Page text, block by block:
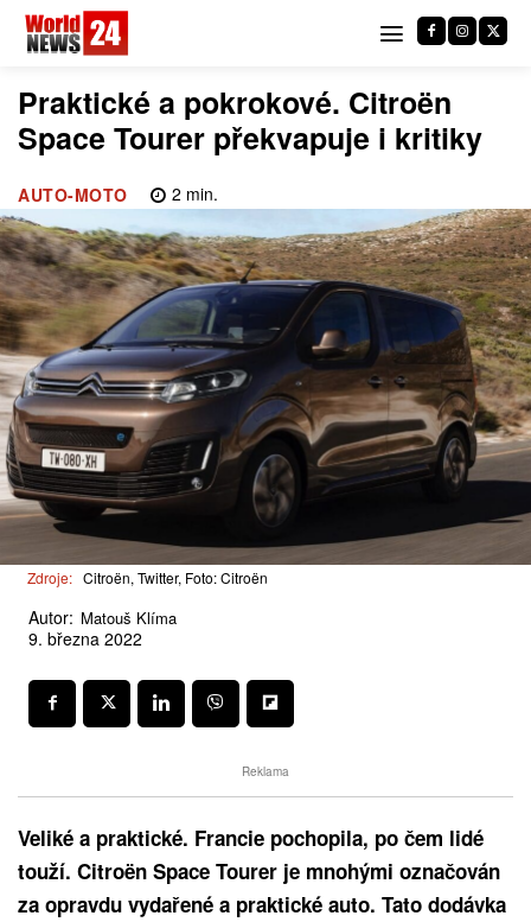
Praktické a pokrokové. Citroën
Space Tourer překvapuje i kritiky
AUTO-MOTO 2 min.
Zdroje: Citroën, Twitter, Foto: Citroën
Autor: Matouš Klíma
9. března 2022
Reklama
Veliké a praktické. Francie pochopila, po čem lidé
touží. Citroën Space Tourer je mnohými označován
za opravdu vydařené a praktické auto. Tato dodávka